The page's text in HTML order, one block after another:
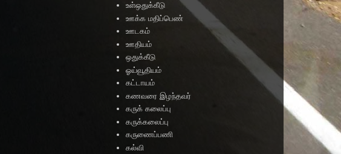
உள்ஒதுக்கீடு
ஊக்க மதிப்பெண்
ஊடகம்
ஊதியம்
ஒதுக்கீடு
ஓய்வூதியம்
கட்டாயம்
கணவரை இழந்தவர்
கருக் கலைப்பு
கருக்கலைப்பு
கருணைப்பணி
கல்வி